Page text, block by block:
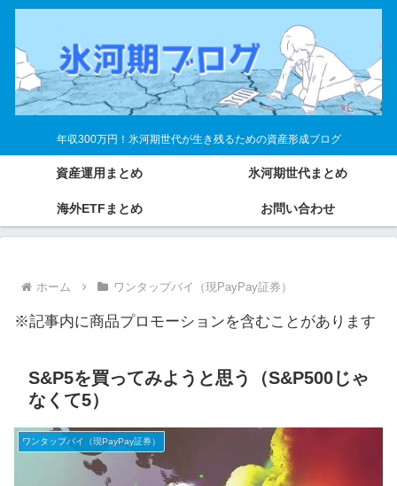
年収300万円！氷河期世代が生き残るための資産形成ブログ
資産運用まとめ 氷河期世代まとめ
海外ETFまとめ お問い合わせ
ホーム ワンタップバイ（現PayPay証券）
※記事内に商品プロモーションを含むことがあります
S&P5を買ってみようと思う（S&P500じゃ
なくて5）
ワンタップバイ（現PayPay証券）